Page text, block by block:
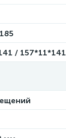
/ 157*11*141